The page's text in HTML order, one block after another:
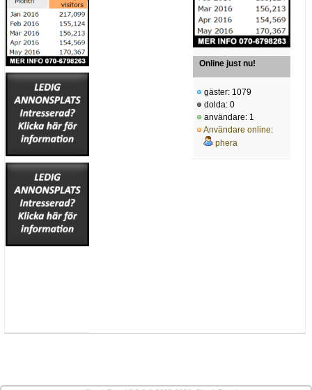
Online just nu!
gäster: 1079
dolda: 0
användare: 1
Användare online:
phera